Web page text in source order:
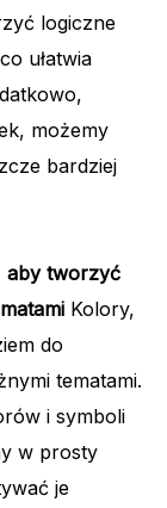
logiczne
ułatwia
możemy
bardziej
aby tworzyć
Kolory,
do
tematami.
i symboli
w prosty
je